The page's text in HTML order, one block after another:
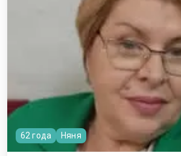
62 года Няня